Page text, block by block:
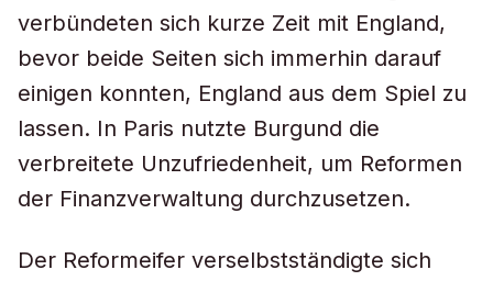
verbündeten sich kurze Zeit mit England,
bevor beide Seiten sich immerhin darauf
einigen konnten, England aus dem Spiel zu
lassen. In Paris nutzte Burgund die
verbreitete Unzufriedenheit, um Reformen
der Finanzverwaltung durchzusetzen.
Der Reformeifer verselbstständigte sich